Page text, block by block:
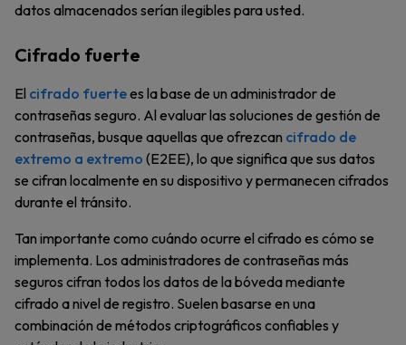
datos almacenados serían ilegibles para usted.
Cifrado fuerte
El cifrado fuertees la base de un administrador de
contraseñas seguro. Al evaluar las soluciones de gestión de
contraseñas, busque aquellas que ofrezcan cifrado de
extremo a extremo (E2EE), lo que significa que sus datos
se cifran localmente en su dispositivo y permanecen cifrados
durante el tránsito.
Tan importante como cuándo ocurre el cifrado es cómo se
implementa. Los administradores de contraseñas más
seguros cifran todos los datos de la bóveda mediante
cifrado a nivel de registro. Suelen basarse en una
combinación de métodos criptográficos confiables y